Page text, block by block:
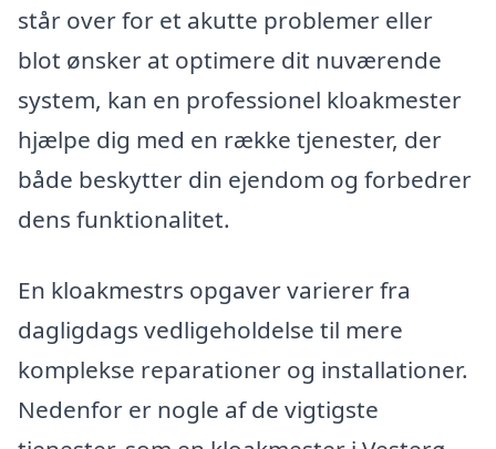
står over for et akutte problemer eller
blot ønsker at optimere dit nuværende
system, kan en professionel kloakmester
hjælpe dig med en række tjenester, der
både beskytter din ejendom og forbedrer
dens funktionalitet.
En kloakmestrs opgaver varierer fra
dagligdags vedligeholdelse til mere
komplekse reparationer og installationer.
Nedenfor er nogle af de vigtigste